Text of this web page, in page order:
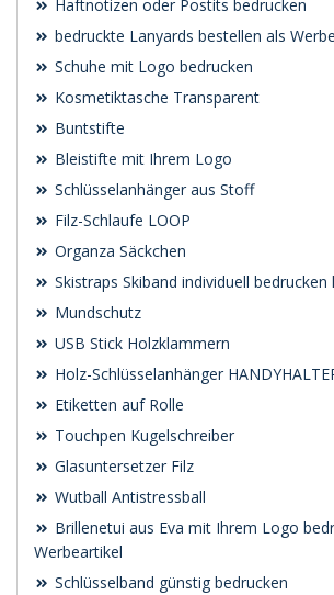
Haftnotizen oder Postits bedrucken
bedruckte Lanyards bestellen als
Schuhe mit Logo bedrucken
Kosmetiktasche Transparent
Buntstifte
Bleistifte mit Ihrem Logo
Schlüsselanhänger aus Stoff
Filz-Schlaufe LOOP
Organza Säckchen
Skistraps Skiband individuell bedrucken
Mundschutz
USB Stick Holzklammern
Holz-Schlüsselanhänger
Etiketten auf Rolle
Touchpen Kugelschreiber
Glasuntersetzer Filz
Wutball Antistressball
Brillenetui aus Eva mit Ihrem Logo
Werbeartikel
Schlüsselband günstig bedrucken